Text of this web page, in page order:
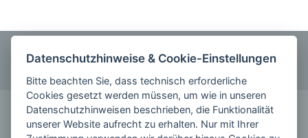
KONTAKT
schreiben Sie uns
Datenschutzhinweise & Cookie-Einstellungen
Bitte beachten Sie, dass technisch erforderliche
Cookies gesetzt werden müssen, um wie in unseren
Datenschutzhinweisen beschrieben, die Funktionalität
unserer Website aufrecht zu erhalten. Nur mit Ihrer